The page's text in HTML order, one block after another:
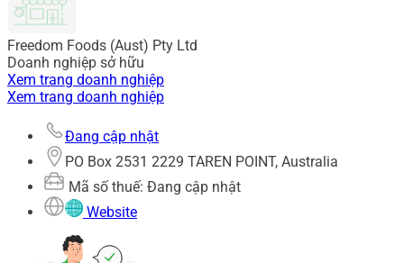
Freedom Foods (Aust) Pty Ltd
Doanh nghiệp sở hữu
Xem trang doanh nghiệp
Xem trang doanh nghiệp
Đang cập nhật
PO Box 2531 2229 TAREN POINT, Australia
Mã số thuế: Đang cập nhật
Website